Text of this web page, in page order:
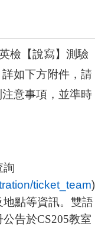
檢【說寫】測驗
如下方附件，請
意事項，並準時
詢
ticket_team)
點等資訊。雙語
公告於CS205教室